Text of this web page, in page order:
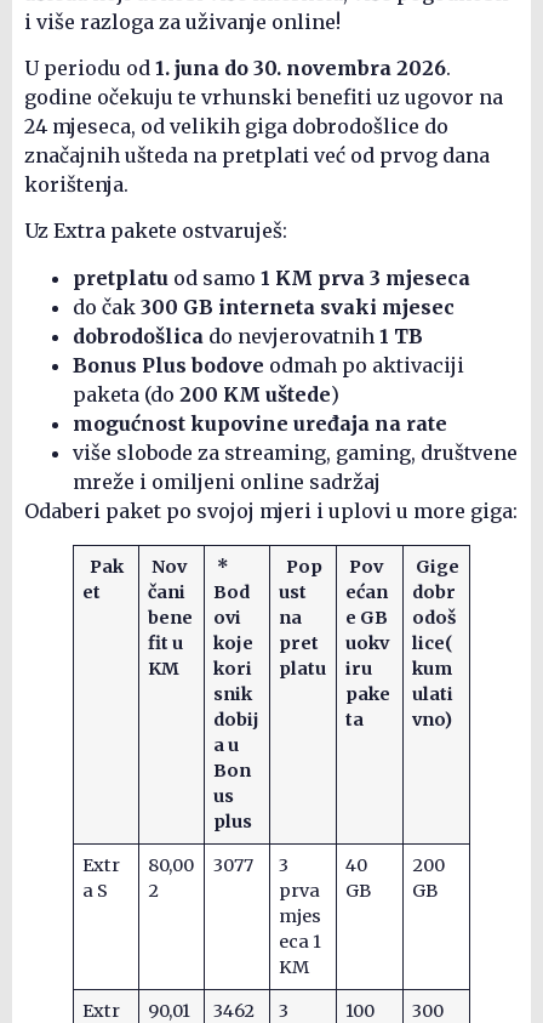
i više razloga za uživanje online!
U periodu od 1. juna do 30. novembra 2026.
godine očekuju te vrhunski benefiti uz ugovor na
24 mjeseca, od velikih giga dobrodošlice do
značajnih ušteda na pretplati već od prvog dana
korištenja.
Uz Extra pakete ostvaruješ:
pretplatu od samo 1 KM prva 3 mjeseca
do čak 300 GB interneta svaki mjesec
dobrodošlica do nevjerovatnih 1 TB
Bonus Plus bodove odmah po aktivaciji
paketa (do 200 KM uštede)
mogućnost kupovine uređaja na rate
više slobode za streaming, gaming, društvene
mreže i omiljeni online sadržaj
Odaberi paket po svojoj mjeri i uplovi u more giga:
Pak
et
Nov
čani
bene
fit u
KM
*
Bod
ovi
koje
kori
snik
dobij
a u
Bon
us
plus
Pop
ust
na
pret
platu
Pov
ećan
e GB
uokv
iru
pake
ta
Gige
dobr
odoš
lice(
kum
ulati
vno)
Extr
a S
80,00
2
3077
3
prva
mjes
eca 1
KM
40
GB
200
GB
Extr
90,01
3462
3
100
300